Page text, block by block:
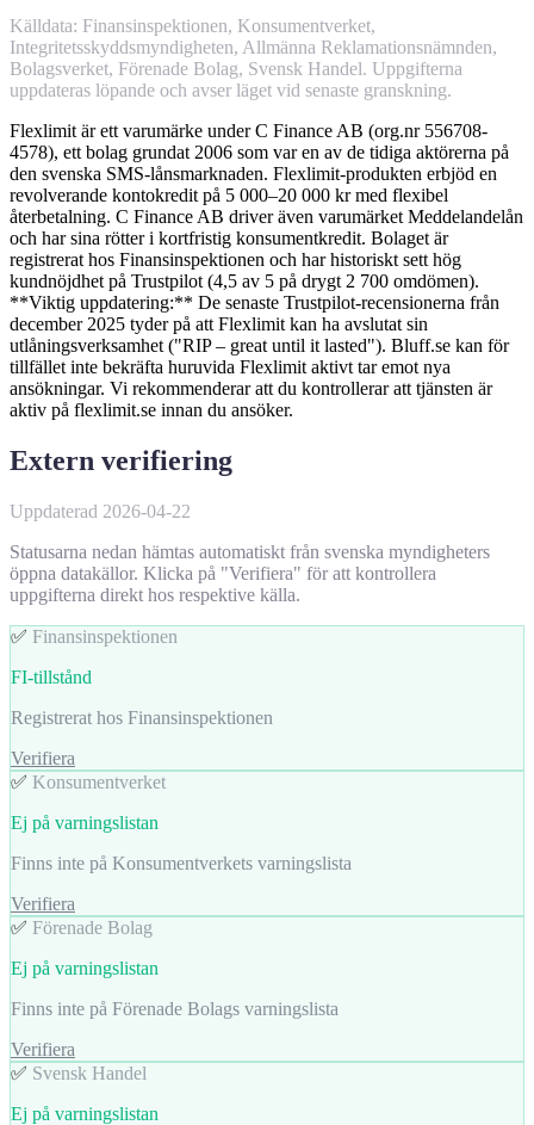
Källdata: Finansinspektionen, Konsumentverket,
Integritetsskyddsmyndigheten, Allmänna Reklamationsnämnden,
Bolagsverket, Förenade Bolag, Svensk Handel. Uppgifterna
uppdateras löpande och avser läget vid senaste granskning.
Flexlimit är ett varumärke under C Finance AB (org.nr 556708-
4578), ett bolag grundat 2006 som var en av de tidiga aktörerna på
den svenska SMS-lånsmarknaden. Flexlimit-produkten erbjöd en
revolverande kontokredit på 5 000–20 000 kr med flexibel
återbetalning. C Finance AB driver även varumärket Meddelandelån
och har sina rötter i kortfristig konsumentkredit. Bolaget är
registrerat hos Finansinspektionen och har historiskt sett hög
kundnöjdhet på Trustpilot (4,5 av 5 på drygt 2 700 omdömen).
**Viktig uppdatering:** De senaste Trustpilot-recensionerna från
december 2025 tyder på att Flexlimit kan ha avslutat sin
utlåningsverksamhet ("RIP – great until it lasted"). Bluff.se kan för
tillfället inte bekräfta huruvida Flexlimit aktivt tar emot nya
ansökningar. Vi rekommenderar att du kontrollerar att tjänsten är
aktiv på flexlimit.se innan du ansöker.
Extern verifiering
Uppdaterad 2026-04-22
Statusarna nedan hämtas automatiskt från svenska myndigheters
öppna datakällor. Klicka på "Verifiera" för att kontrollera
uppgifterna direkt hos respektive källa.
✅ Finansinspektionen
FI-tillstånd
Registrerat hos Finansinspektionen
Verifiera
✅ Konsumentverket
Ej på varningslistan
Finns inte på Konsumentverkets varningslista
Verifiera
✅ Förenade Bolag
Ej på varningslistan
Finns inte på Förenade Bolags varningslista
Verifiera
✅ Svensk Handel
Ej på varningslistan